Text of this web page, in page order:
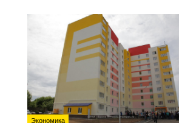
Экономика